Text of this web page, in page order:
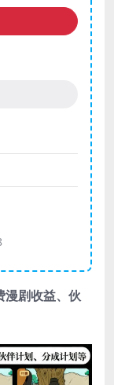
漫剧收益、伙